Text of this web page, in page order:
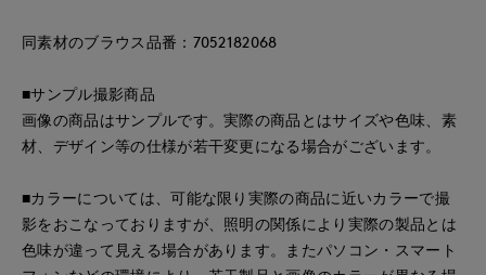
同素材のブラウス品番：7052182068
■サンプル撮影商品
画像の商品はサンプルです。実際の商品とはサイズや色味、素
材、デザイン等の仕様が若干変更になる場合がございます。
■カラーについては、可能な限り実際の商品に近いカラーで撮
影をおこなっておりますが、照明の関係により実際の製品とは
色味が違って見える場合があります。またパソコン・スマート